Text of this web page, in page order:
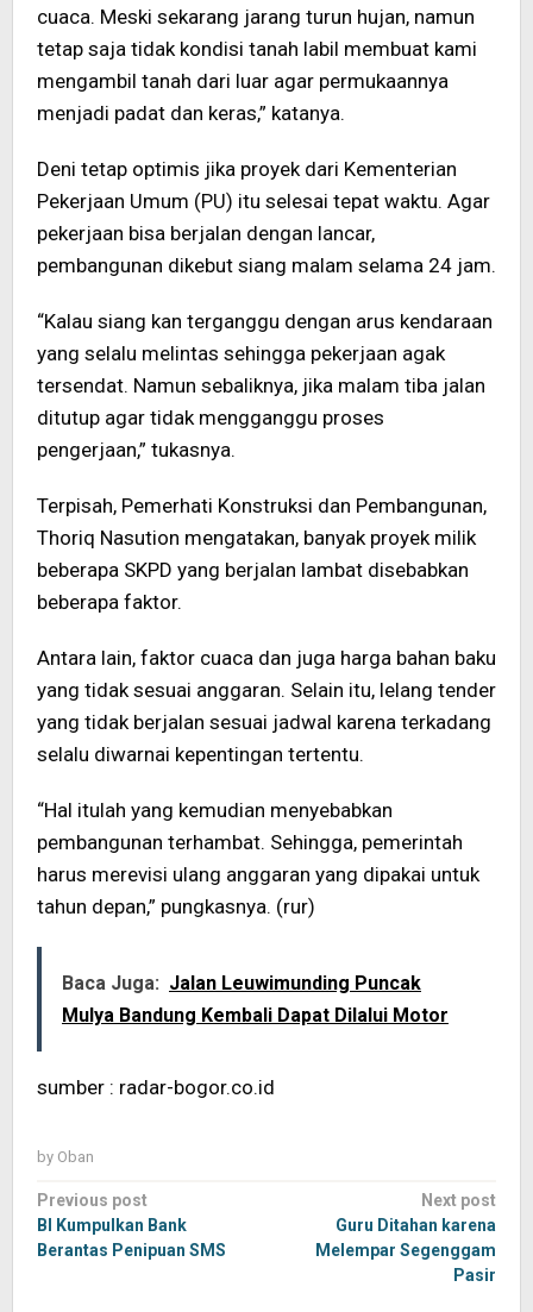
cuaca. Meski sekarang jarang turun hujan, namun
tetap saja tidak kondisi tanah labil membuat kami
mengambil tanah dari luar agar permukaannya
menjadi padat dan keras,” katanya.
Deni tetap optimis jika proyek dari Kementerian
Pekerjaan Umum (PU) itu selesai tepat waktu. Agar
pekerjaan bisa berjalan dengan lancar,
pembangunan dikebut siang malam selama 24 jam.
“Kalau siang kan terganggu dengan arus kendaraan
yang selalu melintas sehingga pekerjaan agak
tersendat. Namun sebaliknya, jika malam tiba jalan
ditutup agar tidak mengganggu proses
pengerjaan,” tukasnya.
Terpisah, Pemerhati Konstruksi dan Pembangunan,
Thoriq Nasution mengatakan, banyak proyek milik
beberapa SKPD yang berjalan lambat disebabkan
beberapa faktor.
Antara lain, faktor cuaca dan juga harga bahan baku
yang tidak sesuai anggaran. Selain itu, lelang tender
yang tidak berjalan sesuai jadwal karena terkadang
selalu diwarnai kepentingan tertentu.
“Hal itulah yang kemudian menyebabkan
pembangunan terhambat. Sehingga, pemerintah
harus merevisi ulang anggaran yang dipakai untuk
tahun depan,” pungkasnya. (rur)
Baca Juga: Jalan Leuwimunding Puncak
Mulya Bandung Kembali Dapat Dilalui Motor
sumber : radar-bogor.co.id
by Oban
Post
navigation
Previous post
BI Kumpulkan Bank
Berantas Penipuan SMS
Next post
Guru Ditahan karena
Melempar Segenggam
Pasir